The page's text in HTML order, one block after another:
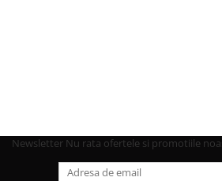
Newsletter Nu rata ofertele si promotiile